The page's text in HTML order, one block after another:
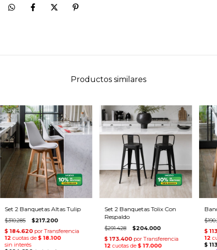
Productos similares
Set 2 Banquetas Altas Tulip
$310.285 $217.200
Set 2 Banquetas Tolix Con
Respaldo
$291.428 $204.000